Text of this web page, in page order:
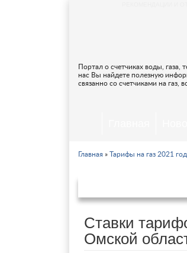
Портал о счетчиках воды, газа,
нас Вы найдете полезную
связанно со счетчиками на газ,
Главная » Тарифы на газ 2021
Ставки
Омской